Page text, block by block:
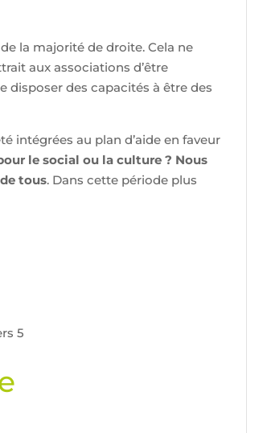
la majorité de droite. Cela ne
aux associations d’être
disposer des capacités à être des
intégrées au plan d’aide en faveur
le social ou la culture ? Nous
tous. Dans cette période plus
5